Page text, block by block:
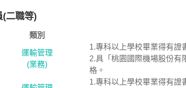
(二職等)
類別
運輸管理
(業務)
1.專科以上學校畢業得有證
2.具「桃園國際機場股份有
格。
1.專科以上學校畢業得有證